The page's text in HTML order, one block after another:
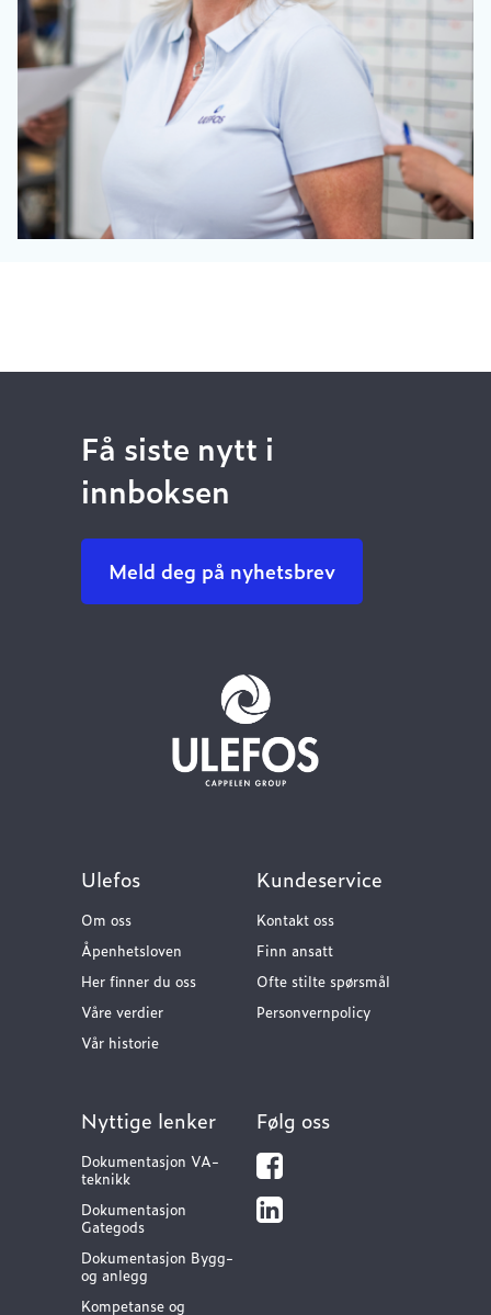
Få siste nytt i
innboksen
Meld deg på nyhetsbrev
Ulefos
Om oss
Åpenhetsloven
Her finner du oss
Våre verdier
Vår historie
Kundeservice
Kontakt oss
Finn ansatt
Ofte stilte spørsmål
Personvernpolicy
Nyttige lenker
Dokumentasjon VA-
teknikk
Dokumentasjon
Gategods
Dokumentasjon Bygg-
og anlegg
Kompetanse og
Følg oss